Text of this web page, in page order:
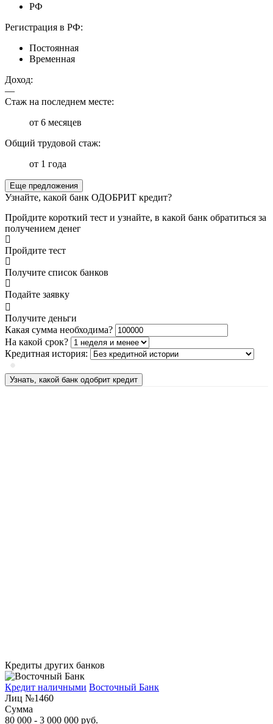
РФ
Регистрация в РФ:
Постоянная
Временная
Доход:
—
Стаж на последнем месте:
от 6 месяцев
Общий трудовой стаж:
от 1 года
Еще предложения
Узнайте, какой банк ОДОБРИТ кредит?
Пройдите короткий тест и узнайте, в какой банк обратиться за
получением денег
Пройдите тест
Получите список банков
Подайте заявку
Получите деньги
Какая сумма необходима?
На какой срок?
Кредитная история:
Узнать, какой банк одобрит кредит
Кредиты других банков
Кредит наличными Восточный Банк
Лиц №1460
Сумма
80 000 - 3 000 000 руб.